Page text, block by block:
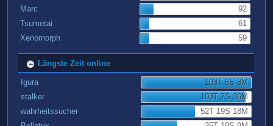
Marc
92
Tsumetai
61
Xenomorph
59
Längste Zeit online
Igura
108T 6S 3M
stalker
103T 7S 36M
wahrheitssucher
52T 19S 18M